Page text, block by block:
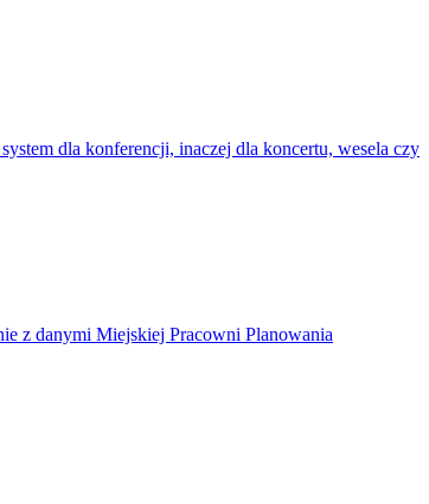
dla konferencji, inaczej dla koncertu, wesela czy
z danymi Miejskiej Pracowni Planowania